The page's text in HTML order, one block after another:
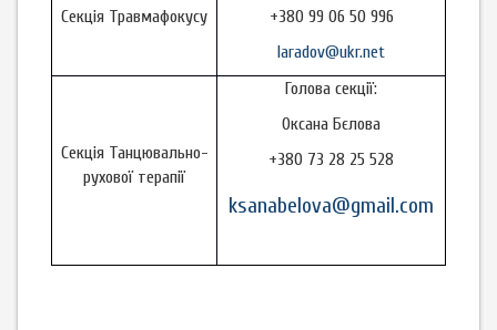
Секція Травмафокусу
+380 99 06 50 996
laradov@ukr.net
Секція Танцювально-
рухової терапії
Голова секції:
Оксана Бєлова
+380 73 28 25 528
ksanabelova@gmail.com